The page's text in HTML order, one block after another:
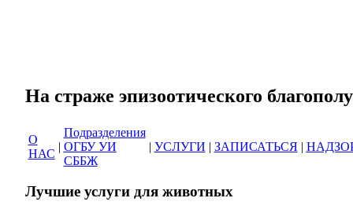
На страже
О
НАС
|
Подразделения
ОГБУ УИ
СББЖ
| УСЛУГИ | ЗАПИСАТЬСЯ |
Лучшие услуги для животных